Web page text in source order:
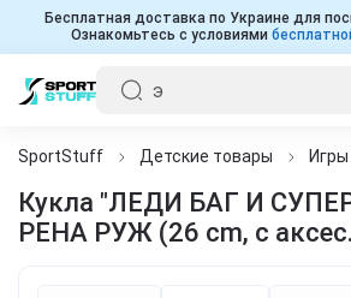
Бесплатная доставка по Украине для
Ознакомьтесь с условиями
SportStuff Детские товары
Кукла "ЛЕДИ БАГ И
РЕНА РУЖ (26 сm, с